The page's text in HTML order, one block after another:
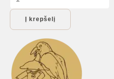
kiekis:
Kalėdinis
vaikams
„Elfų
išdaigos”
Į krepšelį